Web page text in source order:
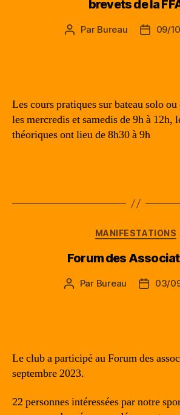
brevets de la
Auteur
Par Bureau
Date09/
Les cours pratiques sur bateau solo
les mercredis et samedis de 9h à 12h,
théoriques ont lieu de 8h30 à 9h
MANIFESTATIONS
Forum des
Auteur
Par Bureau
Date03/
Le club a participé au Forum des
septembre 2023.
22 personnes intéressées par notre